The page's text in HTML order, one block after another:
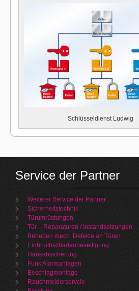
Schlüsseldienst Ludwig
Service der Partner
Weiterer Service der Partner
Sicherheitstechnik
Türumrüstungen
Tür – Reparaturen / Instandsetzungen
Beheben mech. Defekte an Türen
Einbruchschadenbeseitigung
Hausabsicherung
Funk Alarmanlagen
Beschlagmontage
Rauchmelderservcie